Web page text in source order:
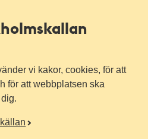
vi kakor, cookies, för att
för att webbplatsen ska